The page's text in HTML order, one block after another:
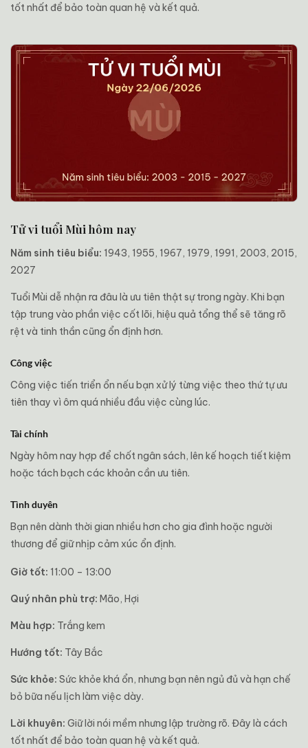
tốt nhất để bảo toàn quan hệ và kết quả.
Tử vi tuổi Mùi hôm nay
Năm sinh tiêu biểu: 1943, 1955, 1967, 1979, 1991, 2003, 2015,
2027
Tuổi Mùi dễ nhận ra đâu là ưu tiên thật sự trong ngày. Khi bạn
tập trung vào phần việc cốt lõi, hiệu quả tổng thể sẽ tăng rõ
rệt và tinh thần cũng ổn định hơn.
Công việc
Công việc tiến triển ổn nếu bạn xử lý từng việc theo thứ tự ưu
tiên thay vì ôm quá nhiều đầu việc cùng lúc.
Tài chính
Ngày hôm nay hợp để chốt ngân sách, lên kế hoạch tiết kiệm
hoặc tách bạch các khoản cần ưu tiên.
Tình duyên
Bạn nên dành thời gian nhiều hơn cho gia đình hoặc người
thương để giữ nhịp cảm xúc ổn định.
Giờ tốt: 11:00 – 13:00
Quý nhân phù trợ: Mão, Hợi
Màu hợp: Trắng kem
Hướng tốt: Tây Bắc
Sức khỏe: Sức khỏe khá ổn, nhưng bạn nên ngủ đủ và hạn chế
bỏ bữa nếu lịch làm việc dày.
Lời khuyên: Giữ lời nói mềm nhưng lập trường rõ. Đây là cách
tốt nhất để bảo toàn quan hệ và kết quả.